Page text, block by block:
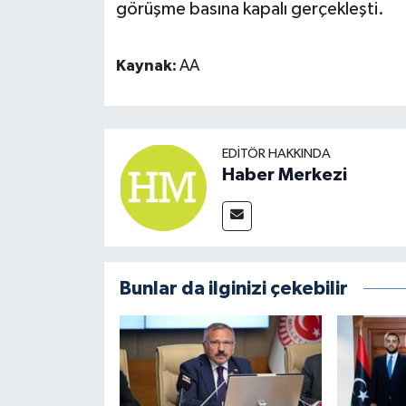
görüşme basına kapalı gerçekleşti.
Kaynak: AA
EDITÖR HAKKINDA
Haber Merkezi
Bunlar da ilginizi çekebilir